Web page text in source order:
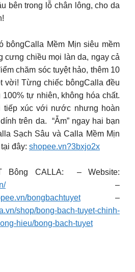
bên trong lỗ chân lông, cho da
bôngCalla Mềm Mịn siêu mềm
cưng chiều mọi làn da, ngay cả
chăm sóc tuyệt hảo, thêm 10
vời! Từng chiếc bôngCalla đều
tự nhiên, không hóa chất.
tiếp xúc với nước nhưng hoàn
trên da. ️ “Ẵm” ngay hai bạn
Sạch Sâu và Calla Mềm Mịn
đây: shopee.vn?3bxjo2x
Bông CALLA: – Website:
–
bongbachtuyet–
shop/bong-bach-tuyet-chinh-
hieu/bong-bach-tuyet